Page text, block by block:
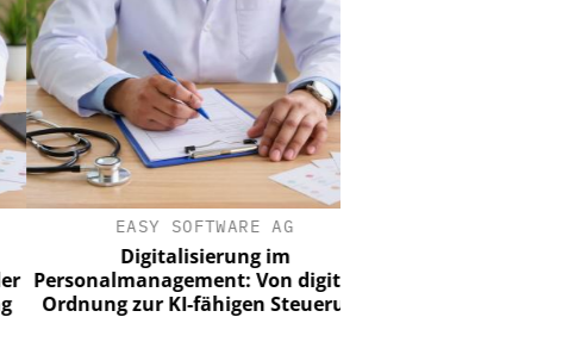
EASY SOFTWARE AG
Digitalisierung im
Personalmanagement: Von digitaler
Ordnung zur KI-fähigen Steuerung